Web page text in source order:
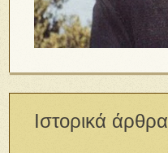
Ιστορικά άρθρα